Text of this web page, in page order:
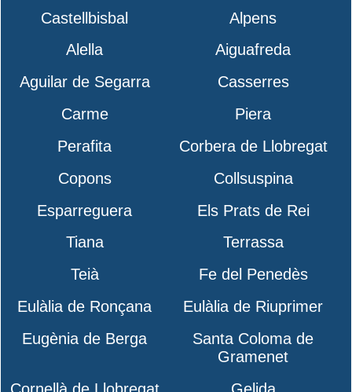
Castellbisbal
Alpens
Alella
Aiguafreda
Aguilar de Segarra
Casserres
Carme
Piera
Perafita
Corbera de Llobregat
Copons
Collsuspina
Esparreguera
Els Prats de Rei
Tiana
Terrassa
Teià
Fe del Penedès
Eulàlia de Ronçana
Eulàlia de Riuprimer
Eugènia de Berga
Santa Coloma de
Gramenet